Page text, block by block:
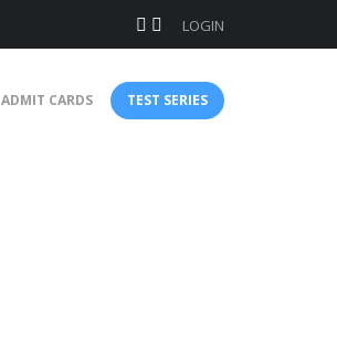
LOGIN
ADMIT CARDS TEST SERIES